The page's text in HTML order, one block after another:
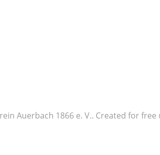
Auerbach 1866 e. V.. Created for